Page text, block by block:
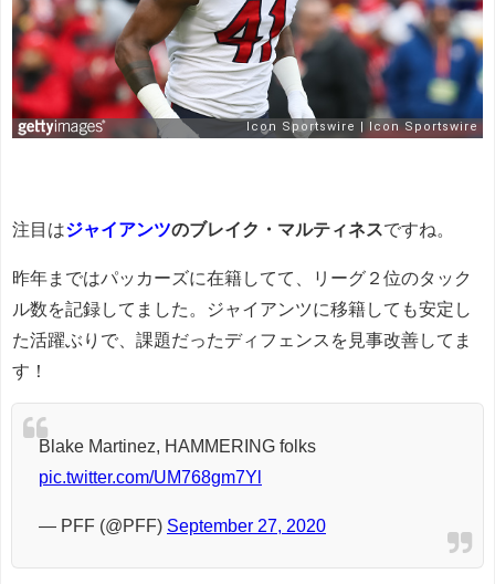
注目はジャイアンツのブレイク・マルティネスですね。
昨年まではパッカーズに在籍してて、リーグ２位のタック
ル数を記録してました。ジャイアンツに移籍しても安定し
た活躍ぶりで、課題だったディフェンスを見事改善してま
す！
Blake Martinez, HAMMERING folks
pic.twitter.com/UM768gm7Yl
— PFF (@PFF) September 27, 2020